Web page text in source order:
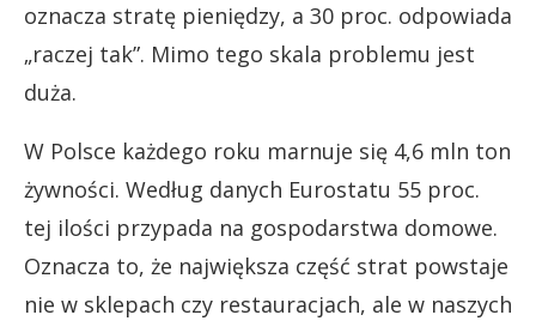
oznacza stratę pieniędzy, a 30 proc. odpowiada
„raczej tak”. Mimo tego skala problemu jest
duża.
W Polsce każdego roku marnuje się 4,6 mln ton
żywności. Według danych Eurostatu 55 proc.
tej ilości przypada na gospodarstwa domowe.
Oznacza to, że największa część strat powstaje
nie w sklepach czy restauracjach, ale w naszych